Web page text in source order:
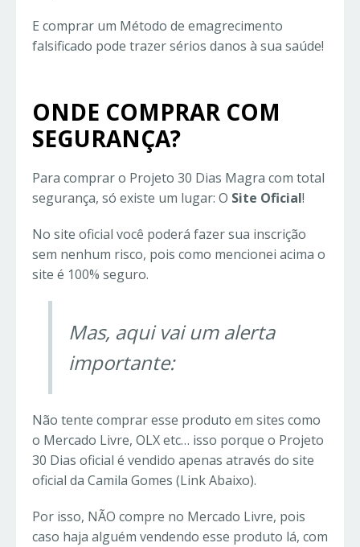
E comprar um Método de emagrecimento
falsificado pode trazer sérios danos à sua saúde!
ONDE COMPRAR COM
SEGURANÇA?
Para comprar o Projeto 30 Dias Magra com total
segurança, só existe um lugar: O Site Oficial!
No site oficial você poderá fazer sua inscrição
sem nenhum risco, pois como mencionei acima o
site é 100% seguro.
Mas, aqui vai um alerta
importante:
Não tente comprar esse produto em sites como
o Mercado Livre, OLX etc… isso porque o Projeto
30 Dias oficial é vendido apenas através do site
oficial da Camila Gomes (Link Abaixo).
Por isso, NÃO compre no Mercado Livre, pois
caso haja alguém vendendo esse produto lá, com